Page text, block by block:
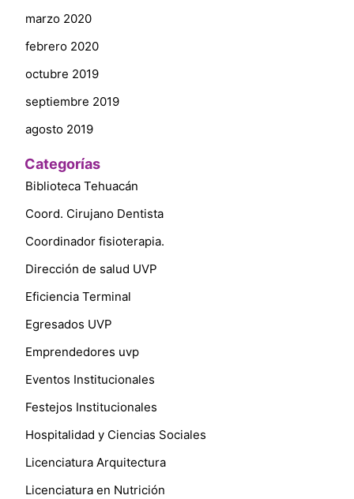
marzo 2020
febrero 2020
octubre 2019
septiembre 2019
agosto 2019
Categorías
Biblioteca Tehuacán
Coord. Cirujano Dentista
Coordinador fisioterapia.
Dirección de salud UVP
Eficiencia Terminal
Egresados UVP
Emprendedores uvp
Eventos Institucionales
Festejos Institucionales
Hospitalidad y Ciencias Sociales
Licenciatura Arquitectura
Licenciatura en Nutrición